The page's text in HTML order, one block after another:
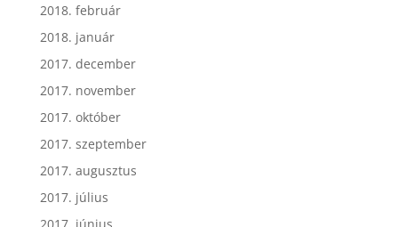
2018. február
2018. január
2017. december
2017. november
2017. október
2017. szeptember
2017. augusztus
2017. július
2017. június